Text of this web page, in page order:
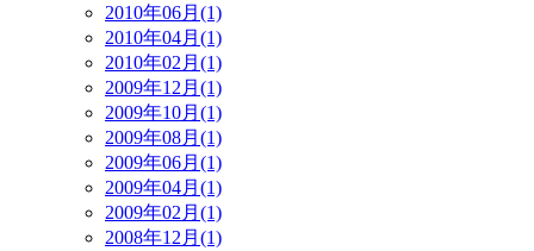
2010年06月(1)
2010年04月(1)
2010年02月(1)
2009年12月(1)
2009年10月(1)
2009年08月(1)
2009年06月(1)
2009年04月(1)
2009年02月(1)
2008年12月(1)